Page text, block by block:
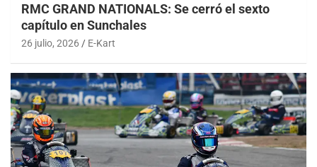
RMC GRAND NATIONALS: Se cerró el sexto
capítulo en Sunchales
26 julio, 2026 E-Kart